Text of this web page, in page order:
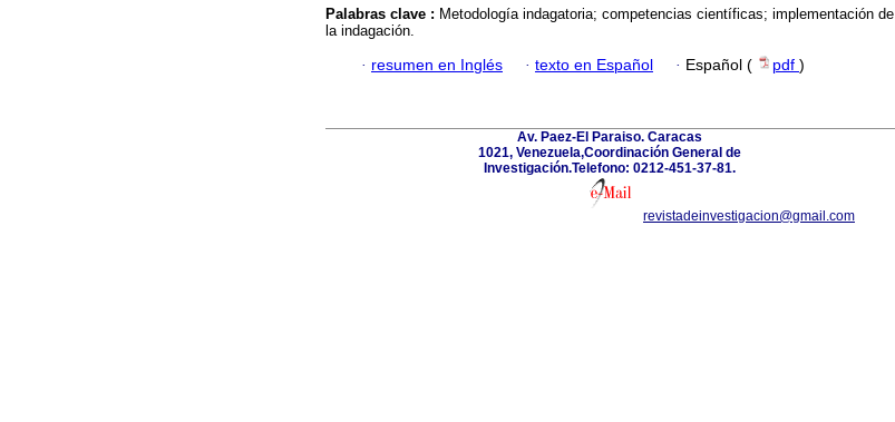
Palabras clave : Metodología indagatoria; competencias científicas; implementación de
la indagación.
· resumen en Inglés · texto en Español · Español ( pdf )
Av. Paez-El Paraiso. Caracas
1021, Venezuela,Coordinación General de
Investigación.Telefono: 0212-451-37-81.
revistadeinvestigacion@gmail.com